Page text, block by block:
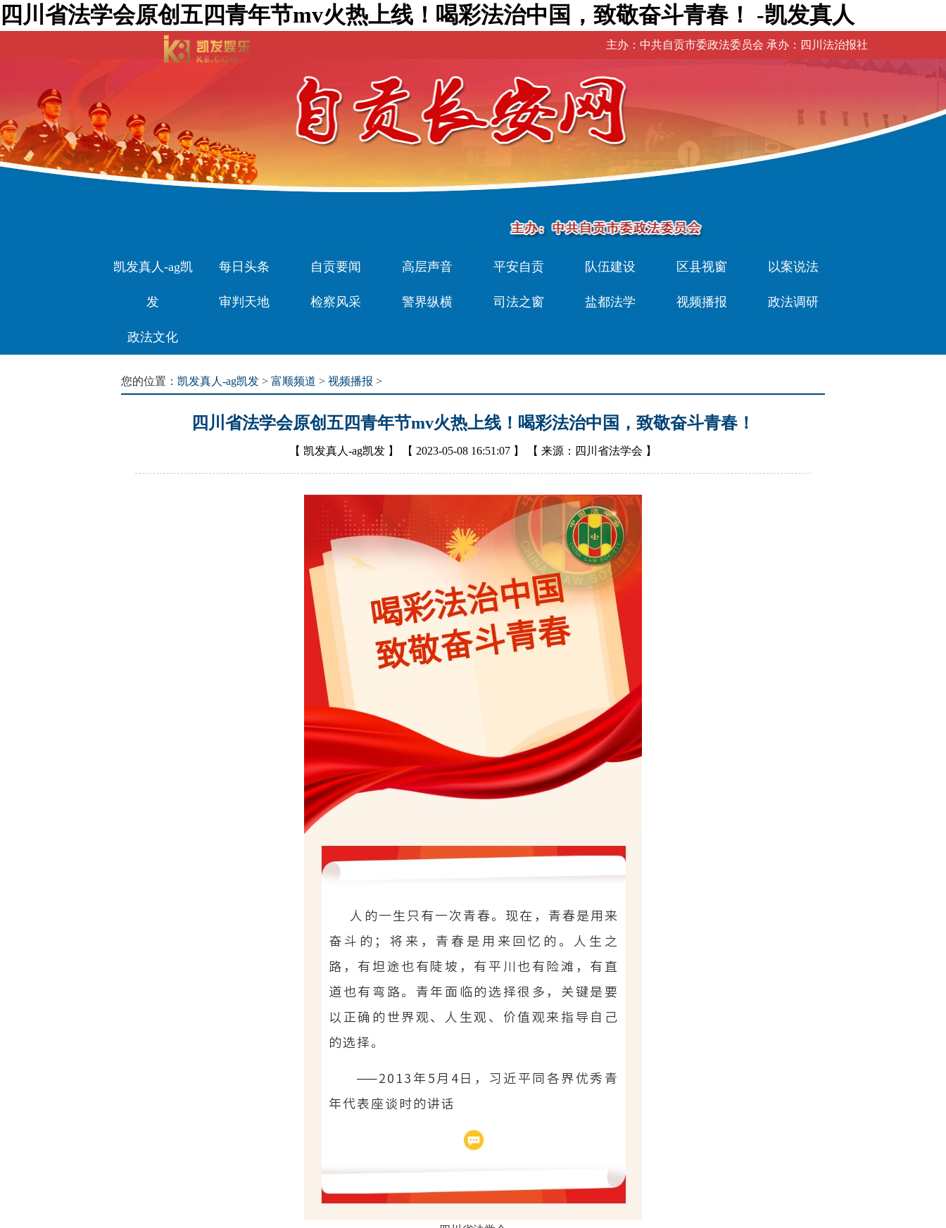
四川省法学会原创五四青年节mv火热上线！喝彩法治中国，致敬奋斗青春！ -凯发真人
主办：中共自贡市委政法委员会 承办：四川法治报社
凯发真人-ag凯
发
每日头条 自贡要闻 高层声音 平安自贡 队伍建设 区县视窗 以案说法
审判天地 检察风采 警界纵横 司法之窗 盐都法学 视频播报 政法调研
政法文化
您的位置： 凯发真人-ag凯发 > 富顺频道 > 视频播报 >
四川省法学会原创五四青年节mv火热上线！喝彩法治中国，致敬奋斗青春！
【 凯发真人-ag凯发 】 【 2023-05-08 16:51:07 】 【 来源：四川省法学会 】